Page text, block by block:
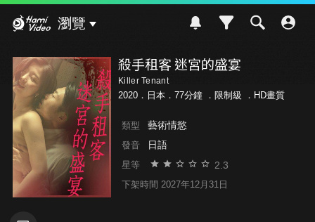
瀏覽
殺手租客 迷宮的盛宴
Killer Tenant
2020．日本．77分鐘 ． 限制級 ．HD畫質
類型 藝術情慾
發音 日語
星等 2.3
下架時間 2027年12月31日